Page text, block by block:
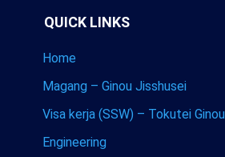
QUICK LINKS
Home
Magang – Ginou Jisshusei
Visa kerja (SSW) – Tokutei Ginou
Engineering